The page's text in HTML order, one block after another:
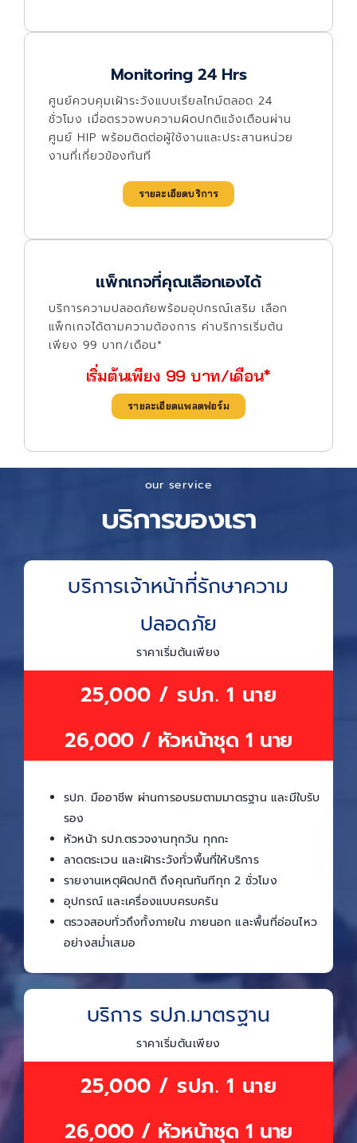
Monitoring 24 Hrs
ศูนย์ควบคุมเฝ้าระวังแบบเรียลไทม์ตลอด 24
ชั่วโมง เมื่อตรวจพบความผิดปกติแจ้งเตือนผ่าน
ศูนย์ HIP พร้อมติดต่อผู้ใช้งานและประสานหน่วย
งานที่เกี่ยวข้องทันที
รายละเอียดบริการ
แพ็กเกจที่คุณเลือกเองได้
บริการความปลอดภัยพร้อมอุปกรณ์เสริม เลือก
แพ็กเกจได้ตามความต้องการ ค่าบริการเริ่มต้น
เพียง 99 บาท/เดือน*
เริ่มต้นเพียง 99 บาท/เดือน*
รายละเอียดแพลตฟอร์ม
our service
บริการของเรา
บริการเจ้าหน้าที่รักษาความ
ปลอดภัย
ราคาเริ่มต้นเพียง
25,000 / รปภ. 1 นาย
26,000 / หัวหน้าชุด 1 นาย
รปภ. มืออาชีพ ผ่านการอบรมตามมาตรฐาน และมีใบรับ
รอง
หัวหน้า รปภ.ตรวจงานทุกวัน ทุกกะ
ลาดตระเวน และเฝ้าระวังทั่วพื้นที่ให้บริการ
รายงานเหตุผิดปกติ ถึงคุณทันทีทุก 2 ชั่วโมง
อุปกรณ์ และเครื่องแบบครบครัน
ตรวจสอบทั่วถึงทั้งภายใน ภายนอก และพื้นที่อ่อนไหว
อย่างสม่ำเสมอ
บริการ รปภ.มาตรฐาน
ราคาเริ่มต้นเพียง
25,000 / รปภ. 1 นาย
26,000 / หัวหน้าชุด 1 นาย